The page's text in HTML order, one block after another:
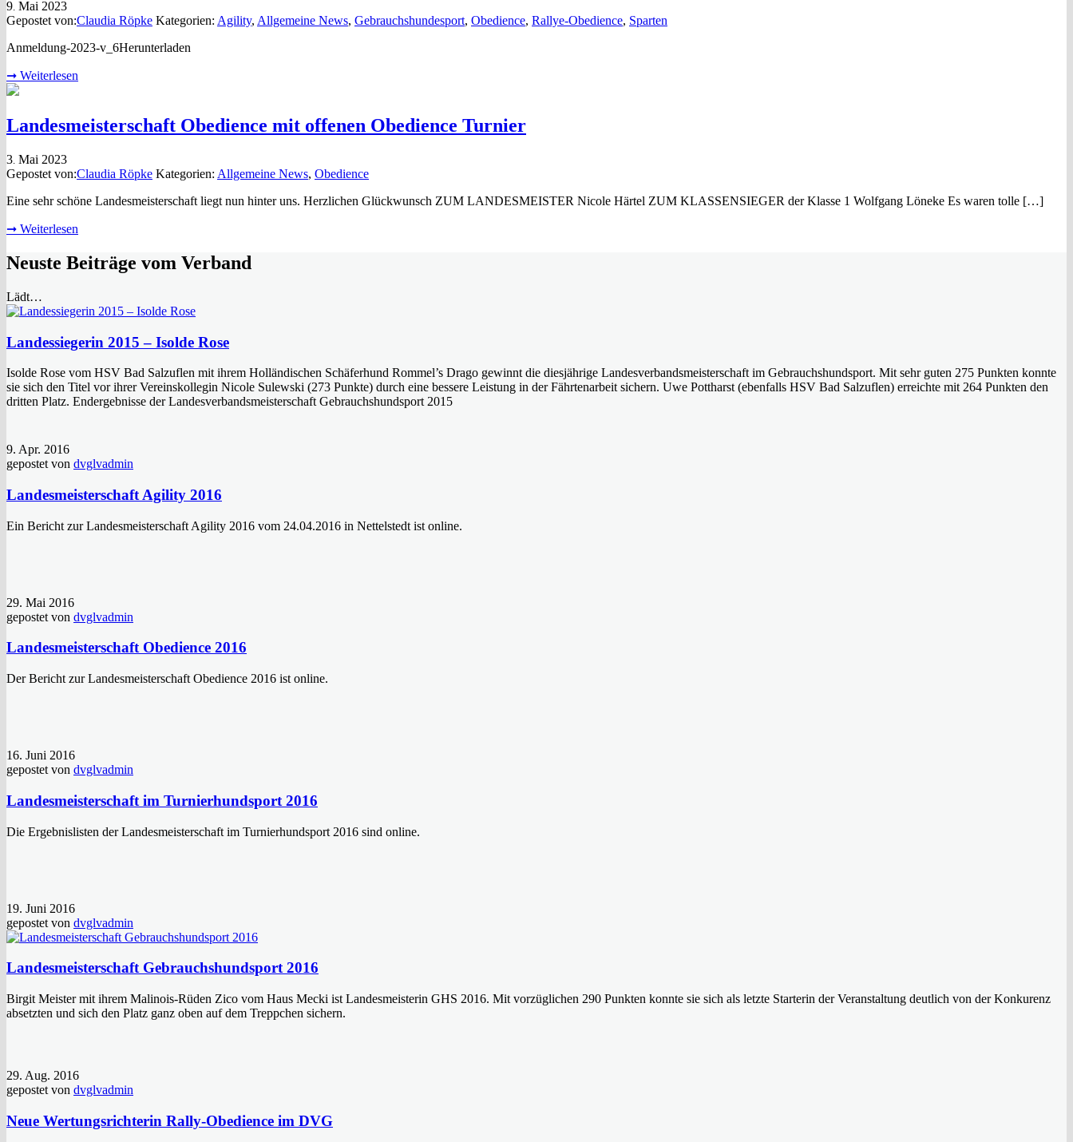
9. Mai 2023
Gepostet von:Claudia Röpke Kategorien: Agility, Allgemeine News, Gebrauchshundesport, Obedience, Rallye-Obedience, Sparten
Anmeldung-2023-v_6Herunterladen
➞ Weiterlesen
Landesmeisterschaft Obedience mit offenen Obedience Turnier
3. Mai 2023
Gepostet von:Claudia Röpke Kategorien: Allgemeine News, Obedience
Eine sehr schöne Landesmeisterschaft liegt nun hinter uns. Herzlichen Glückwunsch ZUM LANDESMEISTER Nicole Härtel ZUM KLASSENSIEGER der Klasse 1 Wolfgang Löneke Es waren tolle […]
➞ Weiterlesen
Neuste Beiträge vom Verband
Lädt…
Landessiegerin 2015 – Isolde Rose
Isolde Rose vom HSV Bad Salzuflen mit ihrem Holländischen Schäferhund Rommel’s Drago gewinnt die diesjährige Landesverbandsmeisterschaft im Gebrauchshundsport. Mit sehr guten 275 Punkten konnte
sie sich den Titel vor ihrer Vereinskollegin Nicole Sulewski (273 Punkte) durch eine bessere Leistung in der Fährtenarbeit sichern. Uwe Pottharst (ebenfalls HSV Bad Salzuflen) erreichte mit 264 Punkten den
dritten Platz. Endergebnisse der Landesverbandsmeisterschaft Gebrauchshundsport 2015
9. Apr. 2016
gepostet von dvglvadmin
Landesmeisterschaft Agility 2016
Ein Bericht zur Landesmeisterschaft Agility 2016 vom 24.04.2016 in Nettelstedt ist online.
29. Mai 2016
gepostet von dvglvadmin
Landesmeisterschaft Obedience 2016
Der Bericht zur Landesmeisterschaft Obedience 2016 ist online.
16. Juni 2016
gepostet von dvglvadmin
Landesmeisterschaft im Turnierhundsport 2016
Die Ergebnislisten der Landesmeisterschaft im Turnierhundsport 2016 sind online.
19. Juni 2016
gepostet von dvglvadmin
Landesmeisterschaft Gebrauchshundsport 2016
Birgit Meister mit ihrem Malinois-Rüden Zico vom Haus Mecki ist Landesmeisterin GHS 2016. Mit vorzüglichen 290 Punkten konnte sie sich als letzte Starterin der Veranstaltung deutlich von der Konkurenz
absetzten und sich den Platz ganz oben auf dem Treppchen sichern.
29. Aug. 2016
gepostet von dvglvadmin
Neue Wertungsrichterin Rally-Obedience im DVG